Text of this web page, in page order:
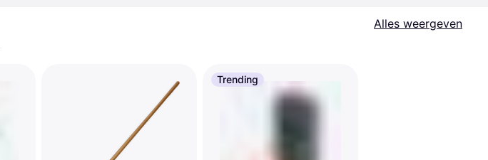
Alles weergeven
Trending